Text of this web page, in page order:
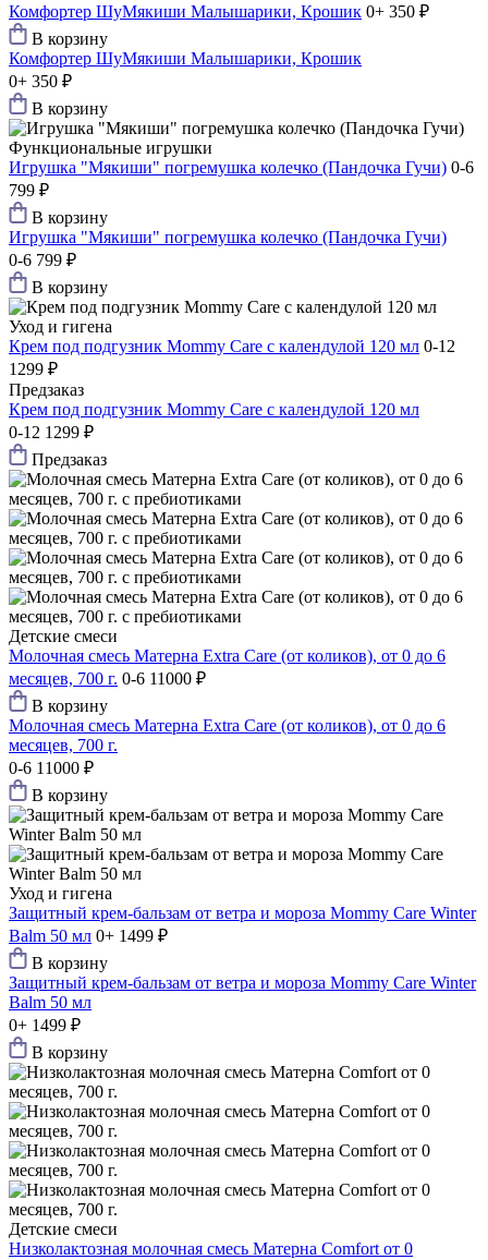
Комфортер ШуМякиши Малышарики, Крошик 0+ 350 ₽
В корзину
Комфортер ШуМякиши Малышарики, Крошик
0+ 350 ₽
В корзину
Функциональные игрушки
Игрушка "Мякиши" погремушка колечко (Пандочка Гучи) 0-6
799 ₽
В корзину
Игрушка "Мякиши" погремушка колечко (Пандочка Гучи)
0-6 799 ₽
В корзину
Уход и гигена
Крем под подгузник Mommy Care с календулой 120 мл 0-12
1299 ₽
Предзаказ
Крем под подгузник Mommy Care с календулой 120 мл
0-12 1299 ₽
Предзаказ
Детские смеси
Молочная смесь Матерна Extra Care (от коликов), от 0 до 6
месяцев, 700 г. 0-6 11000 ₽
В корзину
Молочная смесь Матерна Extra Care (от коликов), от 0 до 6
месяцев, 700 г.
0-6 11000 ₽
В корзину
Уход и гигена
Защитный крем-бальзам от ветра и мороза Mommy Care Winter
Balm 50 мл 0+ 1499 ₽
В корзину
Защитный крем-бальзам от ветра и мороза Mommy Care Winter
Balm 50 мл
0+ 1499 ₽
В корзину
Детские смеси
Низколактозная молочная смесь Матерна Comfort от 0